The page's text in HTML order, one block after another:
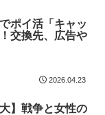
ポイ活「キャッ
交換先、広告や
2026.04.23
】戦争と女性の